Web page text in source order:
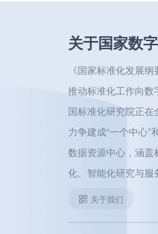
关于国家数
《国家标准化发展
推动标准化工作向数
国标准化研究院正在
力争建成“一个中心”
数据资源中心，涵盖
化、智能化研究与服
关于我们